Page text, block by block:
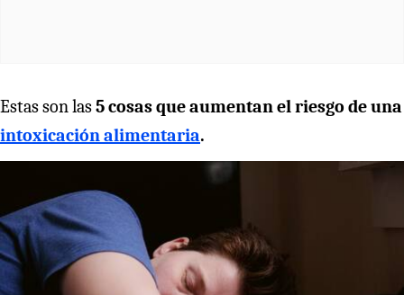
Estas son las5 cosas que aumentan el riesgo de una
intoxicación alimentaria.